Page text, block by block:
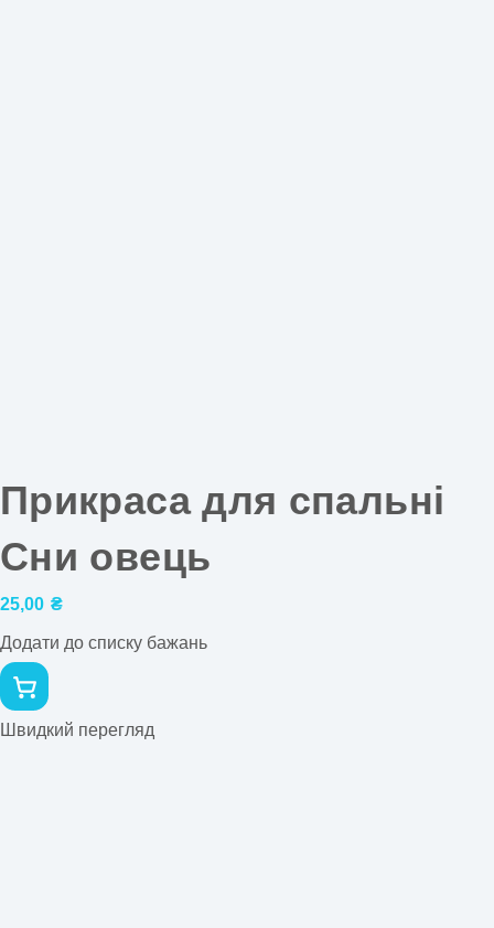
Прикраса для спальні
Сни овець
25,00 ₴
Додати до списку бажань
Швидкий перегляд